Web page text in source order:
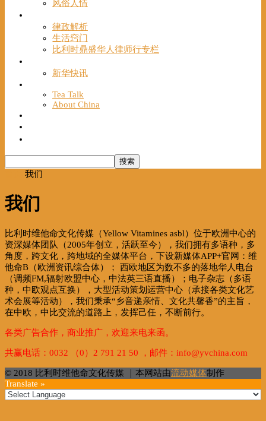
风俗人情
律政解析
生活窍门
比利时鼎盛华人律师行专栏
新华快讯
Tea Talk
About China
我们
我们
比利时维他命文化传媒（Yellow Vitamines asbl）位于欧洲中心的
资深媒体团队（2005年创立，活跃至今），我们拥有多语种，多
角度，跨文化，跨地域的全媒体平台，下设新媒体APP+官网：维
他命B（欧洲资讯综合体）； 西欧地区为数不多的落地华人电台
（调频FM,辐射欧盟中心，中法英三语直播）；电子杂志（多语
种，中欧观点互换），大型活动策划运营中心（承接各类文化艺
术会展等活动），我们秉承“乡音递亲情、文化共馨香”的主旨，
在中欧，中比交流的道路上，发挥己任，不断前行。
各类广告合作，商业推广，欢迎来电来函。
共赢电话：0032 （0）2 791 21 50 ，邮件：info@yvchina.com
© 2018 比利时维他命文化传媒 ｜本网站由流动媒体制作
Translate »